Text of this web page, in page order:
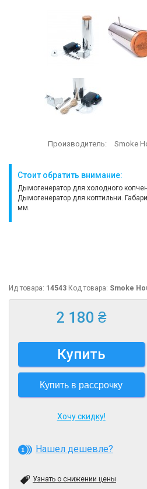
Производитель: Smoke
Стоит обратить внимание:
Дымогенератор для холодного
Дымогенератор для коптильни.
мм.
Ид товара: 14543 Код товара: Smoke
2 180 ₴
Купить
Купить в рассрочку
Хочу скидку!
Нашел дешевле?
Узнать о снижении цены